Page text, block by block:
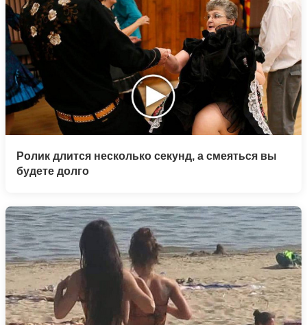
Ролик длится несколько секунд, а смеяться вы
будете долго